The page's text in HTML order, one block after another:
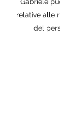
relative alle
del